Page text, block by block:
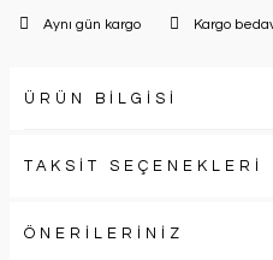
Aynı gün kargo Kargo
ÜRÜN BİLGİSİ
TAKSİT SEÇENEKLERİ
ÖNERİLERİNİZ